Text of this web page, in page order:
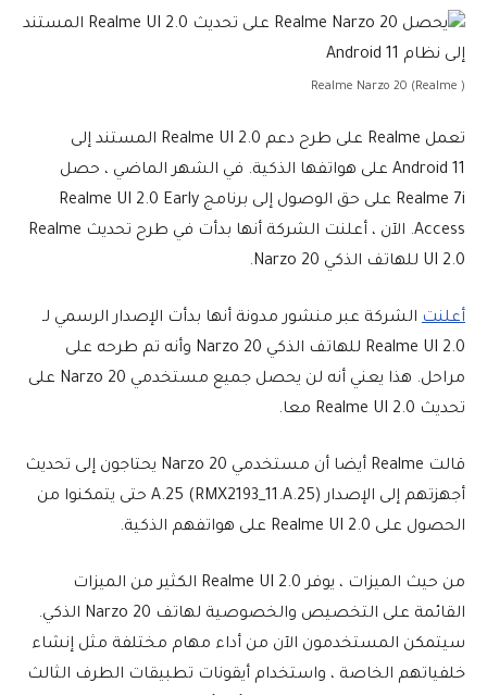
Realme Narzo 20 (Realme )
تعمل Realme على طرح دعم Realme UI 2.0 المستند إلى
Android 11 على هواتفها الذكية. في الشهر الماضي ، حصل
Realme 7i على حق الوصول إلى برنامج Realme UI 2.0 Early
Access. الآن ، أعلنت الشركة أنها بدأت في طرح تحديث Realme
UI 2.0 للهاتف الذكي Narzo 20.
أعلنت الشركة عبر منشور مدونة أنها بدأت الإصدار الرسمي لـ
Realme UI 2.0 للهاتف الذكي Narzo 20 وأنه تم طرحه على
مراحل. هذا يعني أنه لن يحصل جميع مستخدمي Narzo 20 على
تحديث Realme UI 2.0 معا.
قالت Realme أيضا أن مستخدمي Narzo 20 يحتاجون إلى تحديث
أجهزتهم إلى الإصدار A.25 (RMX2193_11.A.25) حتى يتمكنوا من
الحصول على Realme UI 2.0 على هواتفهم الذكية.
من حيث الميزات ، يوفر Realme UI 2.0 الكثير من الميزات
القائمة على التخصيص والخصوصية لهاتف Narzo 20 الذكي.
سيتمكن المستخدمون الآن من أداء مهام مختلفة مثل إنشاء
خلفياتهم الخاصة ، واستخدام أيقونات تطبيقات الطرف الثالث